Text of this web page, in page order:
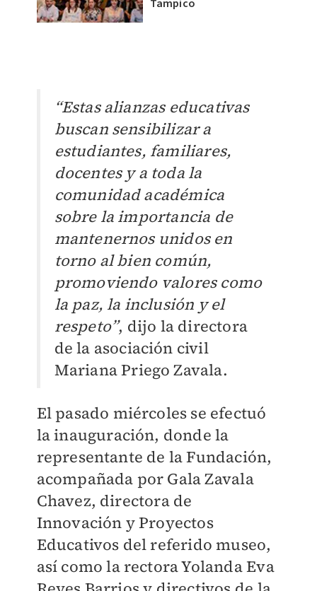
Tampico
“Estas alianzas educativas
buscan sensibilizar a
estudiantes, familiares,
docentes y a toda la
comunidad académica
sobre la importancia de
mantenernos unidos en
torno al bien común,
promoviendo valores como
la paz, la inclusión y el
respeto”, dijo la directora
de la asociación civil
Mariana Priego Zavala.
El pasado miércoles se efectuó
la inauguración, donde la
representante de la Fundación,
acompañada por Gala Zavala
Chavez, directora de
Innovación y Proyectos
Educativos del referido museo,
así como la rectora Yolanda Eva